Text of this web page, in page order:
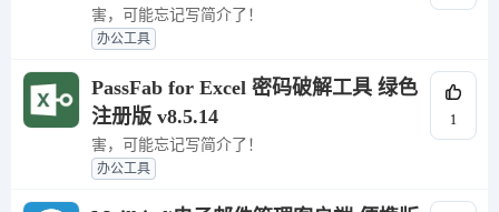
害，可能忘记写简介了！
办公工具
PassFab for Excel 密码破解工具 绿色
注册版 v8.5.14
害，可能忘记写简介了！
办公工具
1